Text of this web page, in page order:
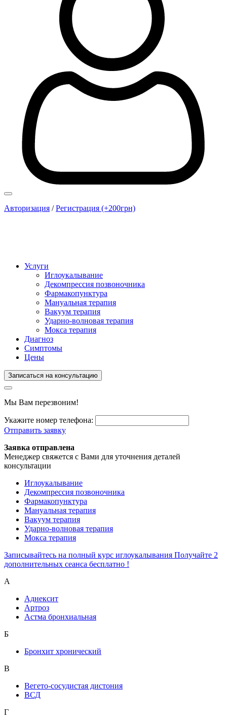
Авторизация /Регистрация (+200грн)
Услуги
Иглоукалывание
Декомпрессия позвоночника
Фармакопунктура
Мануальная терапия
Вакуум терапия
Ударно-волновая терапия
Мокса терапия
Диагноз
Симптомы
Цены
Записаться на консультацию
Мы Вам перезвоним!
Укажите номер телефона:
Отправить заявку
Заявка отправлена
Менеджер свяжется с Вами для уточнения деталей
консультации
Иглоукалывание
Декомпрессия позвоночника
Фармакопунктура
Мануальная терапия
Вакуум терапия
Ударно-волновая терапия
Мокса терапия
Записывайтесь на полный курс иглоукалывания Получайте 2
дополнительных сеанса бесплатно !
А
Аднексит
Артроз
Астма бронхиальная
Б
Бронхит хронический
В
Вегето-сосудистая дистония
ВСД
Г